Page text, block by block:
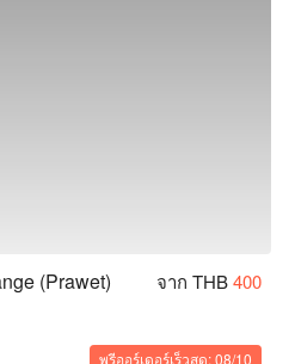
(Prawet) จาก THB400
พรีออร์เดอร์เร็วสุด: 08/10